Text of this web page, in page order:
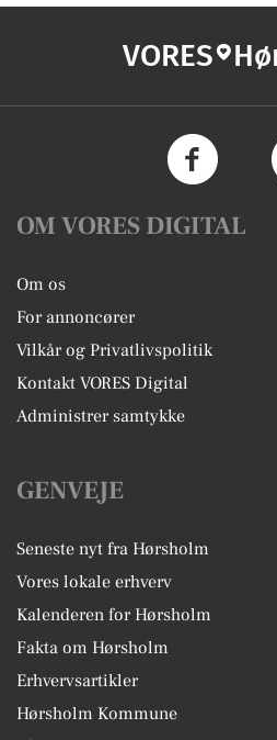
VORES
OM VORES DIGITAL
Om os
For annoncører
Vilkår og Privatlivspolitik
Kontakt VORES Digital
Administrer samtykke
GENVEJE
Seneste nyt fra Hørsholm
Vores lokale erhverv
Kalenderen for Hørsholm
Fakta om Hørsholm
Erhvervsartikler
Hørsholm Kommune